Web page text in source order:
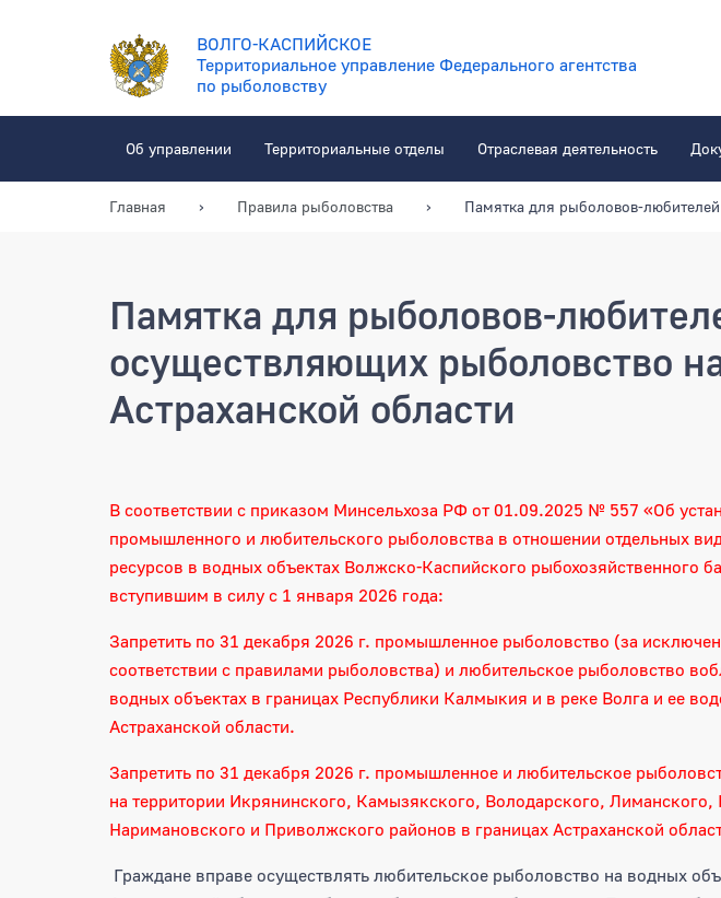
ВОЛГО-КАСПИЙСКОЕ
Территориальное управление Федерального агентства
по рыболовству
Об управлении Территориальные отделы Отраслевая деятельность
Главная Правила рыболовства Памятка для рыболовов-
Памятка для рыболовов-
осуществляющих рыболовство
Астраханской области
В соответствии с приказом Минсельхоза РФ от 01.09.2025 № 557 «Об
промышленного и любительского рыболовства в отношении отдельных
ресурсов в водных объектах Волжско-Каспийского рыбохозяйственного
вступившим в силу с 1 января 2026 года:
Запретить по 31 декабря 2026 г. промышленное рыболовство (за
соответствии с правилами рыболовства) и любительское рыболовство
водных объектах в границах Республики Калмыкия и в реке Волга и ее
Астраханской области.
Запретить по 31 декабря 2026 г. промышленное и любительское
на территории Икрянинского, Камызякского, Володарского, Лиманского,
Наримановского и Приволжского районов в границах Астраханской
Граждане вправе осуществлять любительское рыболовство на водных